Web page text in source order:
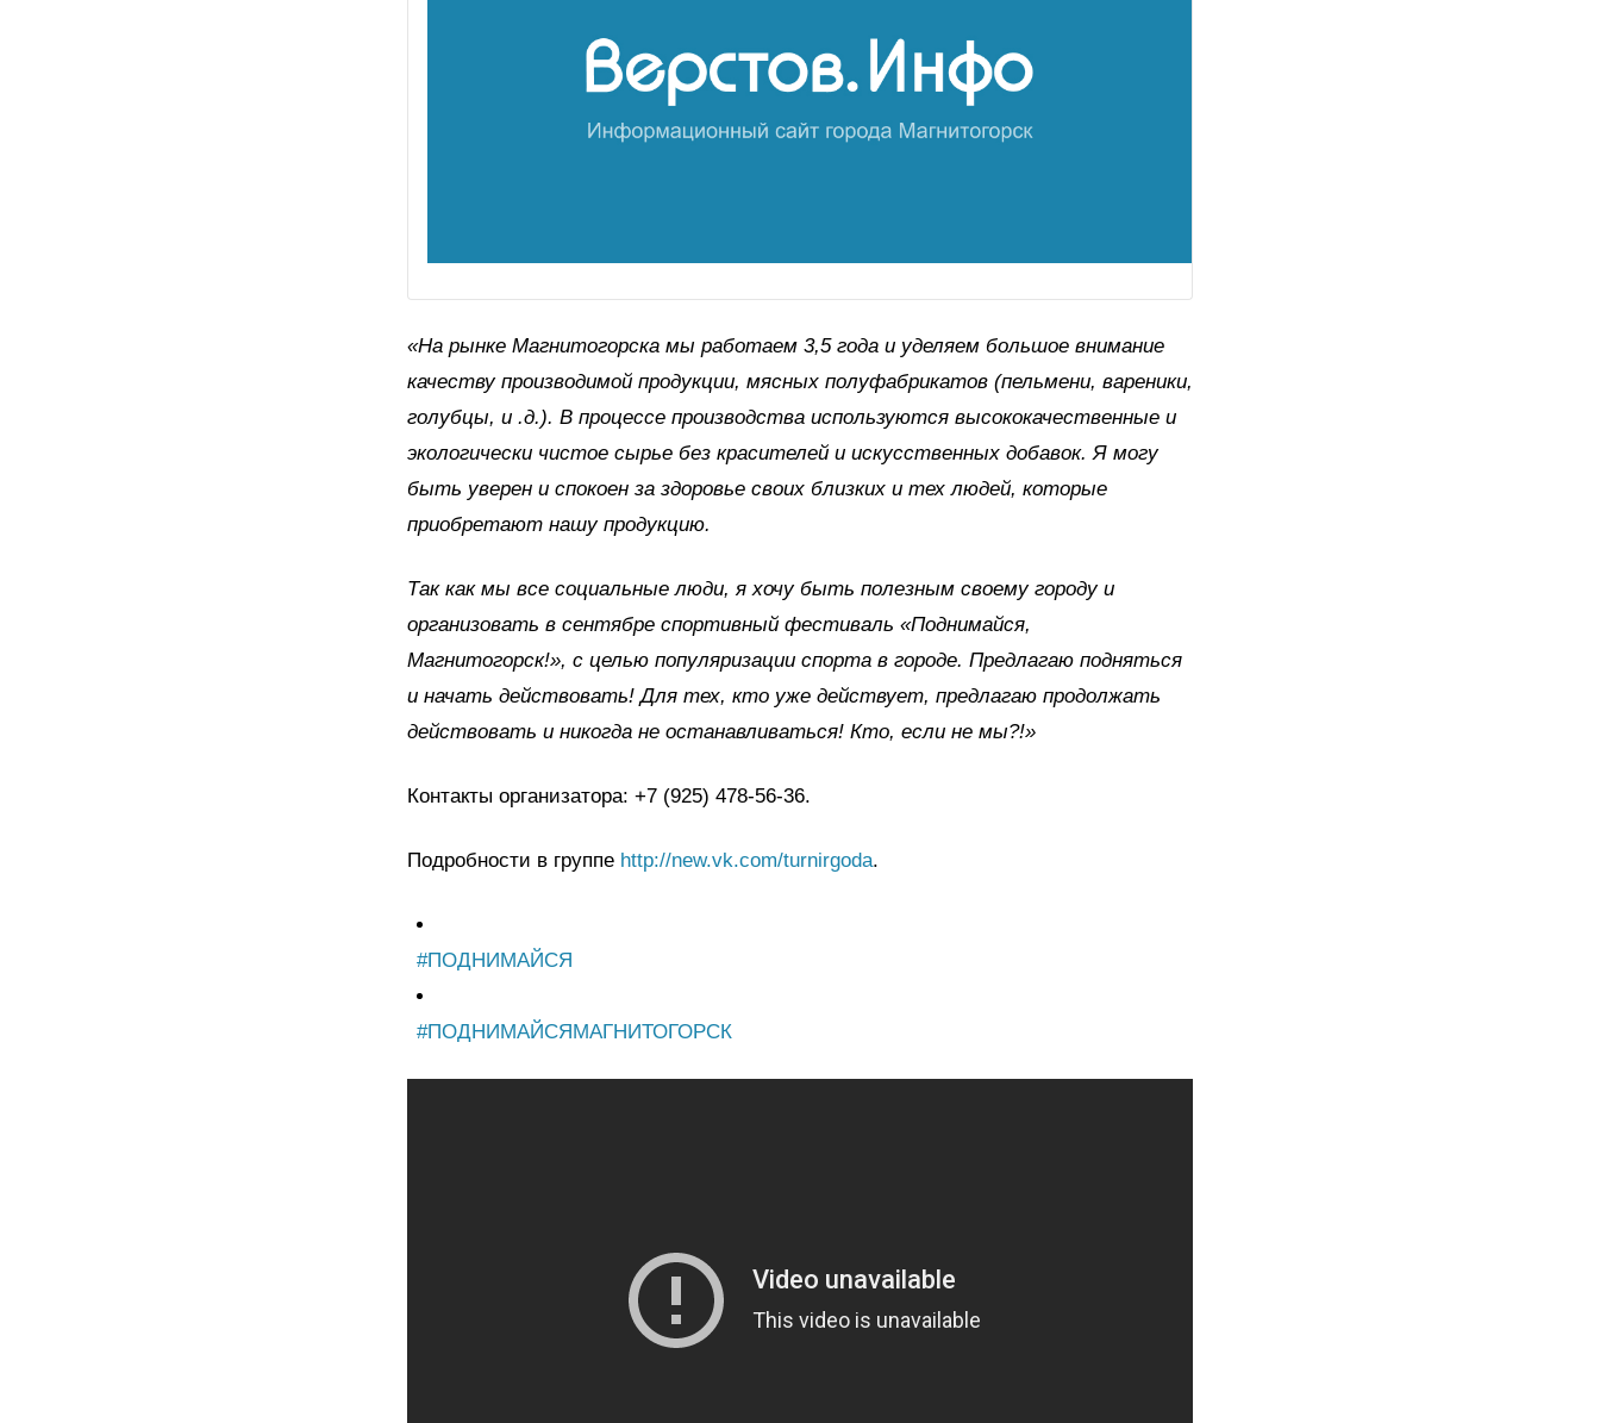
«На рынке Магнитогорска мы работаем 3,5 года и уделяем большое внимание
качеству производимой продукции, мясных полуфабрикатов (пельмени, вареники,
голубцы, и .д.). В процессе производства используются высококачественные и
экологически чистое сырье без красителей и искусственных добавок. Я могу
быть уверен и спокоен за здоровье своих близких и тех людей, которые
приобретают нашу продукцию.
Так как мы все социальные люди, я хочу быть полезным своему городу и
организовать в сентябре спортивный фестиваль «Поднимайся,
Магнитогорск!», с целью популяризации спорта в городе. Предлагаю подняться
и начать действовать! Для тех, кто уже действует, предлагаю продолжать
действовать и никогда не останавливаться! Кто, если не мы?!»
Контакты организатора: +7 (925) 478-56-36.
Подробности в группе http://new.vk.com/turnirgoda.
#ПОДНИМАЙСЯ
#ПОДНИМАЙСЯМАГНИТОГОРСК